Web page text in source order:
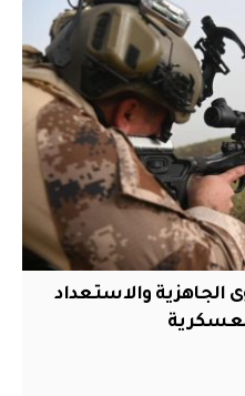
الجاهزية والاستعداد